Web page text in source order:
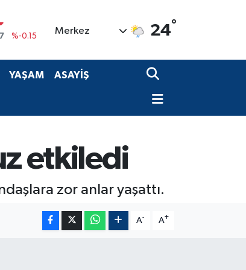
%-0.15
%0.32
14
Merkez 24°
YAŞAM ASAYİŞ
etkiledi
zor anlar yaşattı.
A- A+